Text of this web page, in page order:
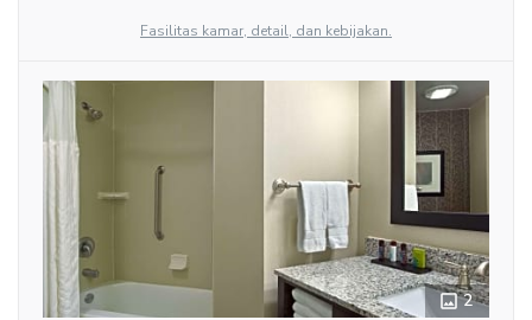
Fasilitas kamar, detail, dan kebijakan.
2